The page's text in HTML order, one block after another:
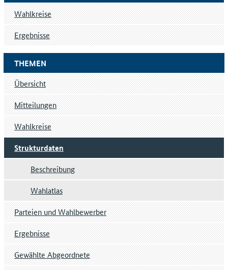
THEMEN
Übersicht
Mitteilungen
Wahlkreise
Strukturdaten
Beschreibung
Wahlatlas
Parteien und Wahlbewerber
Ergebnisse
Gewählte Abgeordnete
Wahlkreise
Ergebnisse